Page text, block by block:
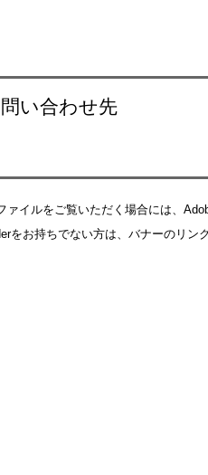
い合わせ先
ァイルをご覧いただく場合には、
をお持ちでない方は、バナーのリン